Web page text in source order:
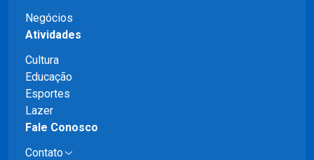
Negócios
Atividades
Cultura
Educação
Esportes
Lazer
Fale Conosco
Contato